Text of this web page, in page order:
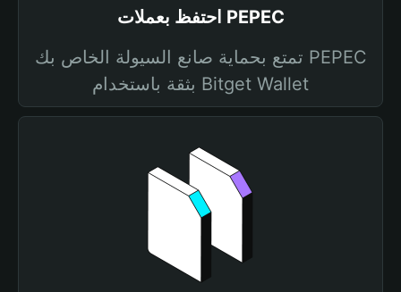
احتفظ بعملات PEPEC
تمتع بحماية صانع السيولة الخاص بك PEPEC
بثقة باستخدام Bitget Wallet